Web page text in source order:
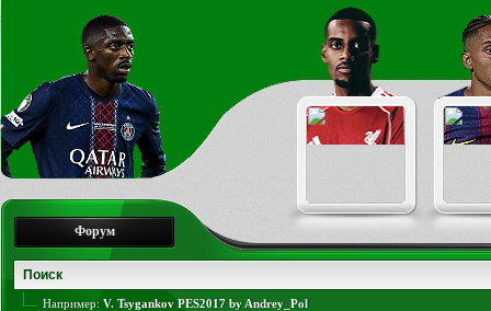
Форум
Например: V. Tsygankov PES2017 by Andrey_Pol